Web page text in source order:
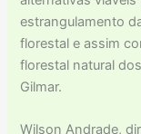
estrangulamento
florestal e assim
florestal natural
Gilmar.
Wilson Andrade,